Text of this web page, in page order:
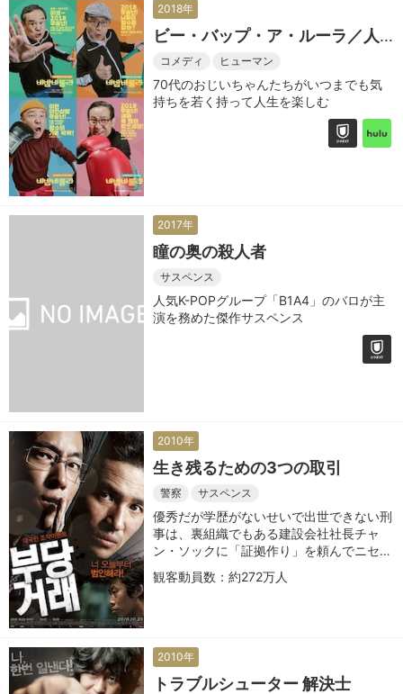
2018年
ビー・バップ・ア・ルーラ／人
生を楽しむ方法
コメディ ヒューマン
70代のおじいちゃんたちがいつまでも気
持ちを若く持って人生を楽しむ
2017年
瞳の奥の殺人者
サスペンス
人気K-POPグループ「B1A4」のバロが主
演を務めた傑作サスペンス
2010年
生き残るための3つの取引
警察 サスペンス
優秀だが学歴がないせいで出世できない刑
事は、裏組織でもある建設会社社長チャ
ン・ソックに「証拠作り」を頼んでニセの
連続殺人事件の容疑者を仕立て、犯人逮捕
に踏み切る
観客動員数：約272万人
2010年
トラブルシューター 解決士